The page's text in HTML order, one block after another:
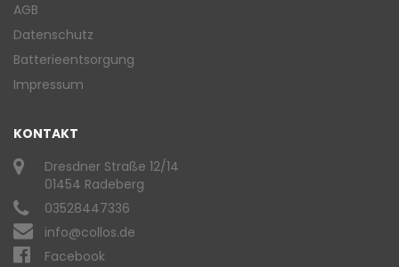
AGB
Datenschutz
Batterieentsorgung
Impressum
KONTAKT
Dresdner Straße 12/14
01454 Radeberg
03528447336
info@collos.de
Facebook